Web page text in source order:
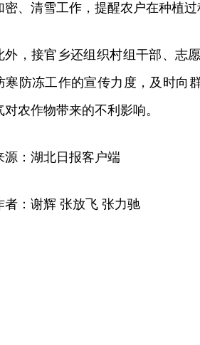
密、清雪工作，提醒农户在种植
外，接官乡还组织村组干部、志
寒防冻工作的宣传力度，及时向
对农作物带来的不利影响。
源：湖北日报客户端
者：谢辉 张放飞 张力驰